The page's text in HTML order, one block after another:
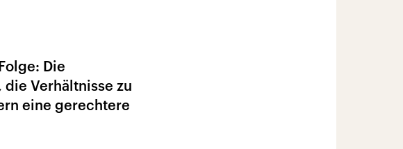
Die
Verhältnisse zu
eine gerechtere